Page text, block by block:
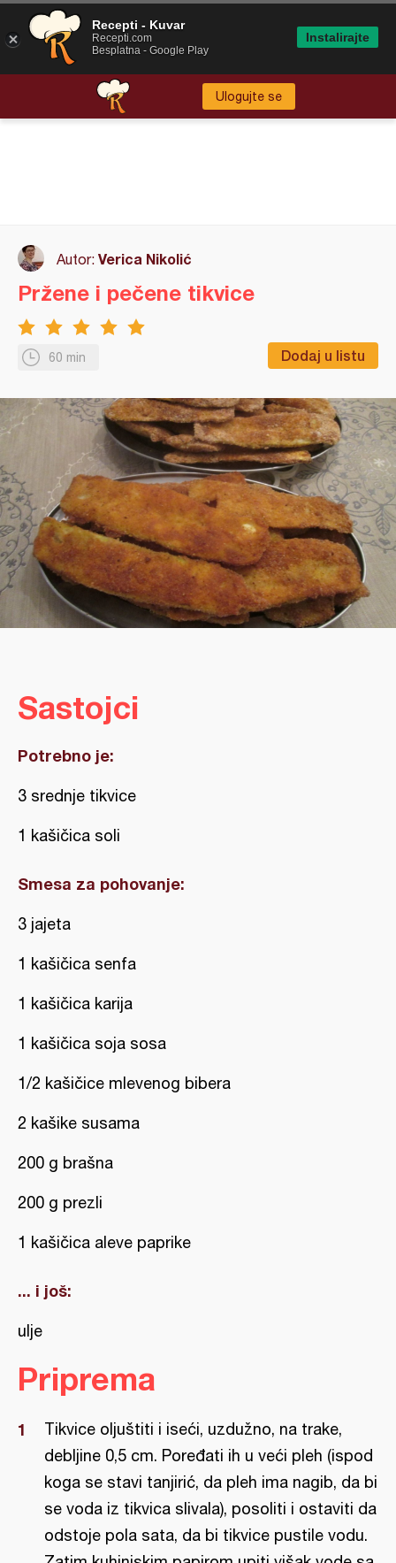
Ulogujte se
Autor: Verica Nikolić
60 min Dodaj u listu
Pržene i pečene tikvice
Sastojci
Potrebno je:
3 srednje tikvice
1 kašičica soli
Smesa za pohovanje:
3 jajeta
1 kašičica senfa
1 kašičica karija
1 kašičica soja sosa
1/2 kašičice mlevenog bibera
2 kašike susama
200 g brašna
200 g prezli
1 kašičica aleve paprike
... i još:
ulje
Priprema
Tikvice oljuštiti i iseći, uzdužno, na trake,
debljine 0,5 cm. Poređati ih u veći pleh (ispod
koga se stavi tanjirić, da pleh ima nagib, da bi
se voda iz tikvica slivala), posoliti i ostaviti da
odstoje pola sata, da bi tikvice pustile vodu.
Recepti - Kuvar
Recepti.com
Besplatna - Google Play
Instalirajte